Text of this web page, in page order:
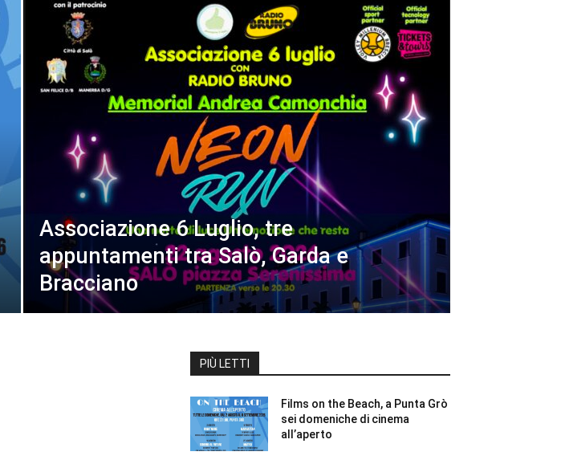
Associazione 6 Luglio, tre
appuntamenti tra Salò, Garda e
Bracciano
PIÙ LETTI
Films on the Beach, a Punta Grò
sei domeniche di cinema
all’aperto